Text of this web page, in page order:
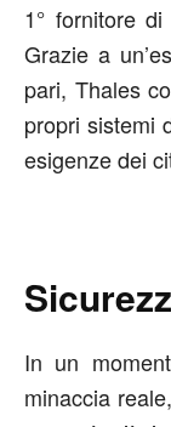
1° fornitore
Grazie a
pari, Thales
propri sistemi
esigenze dei
In un
minaccia